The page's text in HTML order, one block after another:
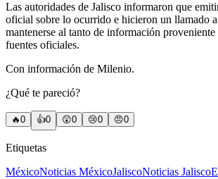
Las autoridades de Jalisco informaron que
oficial sobre lo ocurrido e hicieron un llamado
mantenerse al tanto de información proveniente
fuentes oficiales.
Con información de Milenio.
¿Qué te pareció?
🔥0 👍0 😲0 😢0 😠0
Etiquetas
MéxicoNoticias MéxicoJaliscoNoticias Jalisco